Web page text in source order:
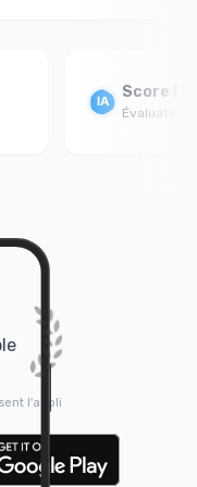
Score
Évaluation
l'appli